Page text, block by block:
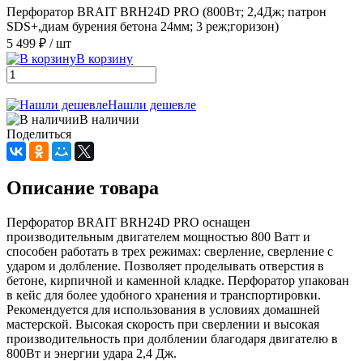
Перфоратор BRAIT BRH24D PRO (800Вт; 2,4Дж; патрон
SDS+,диам бурения бетона 24мм; 3 реж;горизон)
5 499 ₽ / шт
В корзину
Нашли дешевле
В наличии
Поделиться
Описание товара
Перфоратор BRAIT BRH24D PRO оснащен
производительным двигателем мощностью 800 Ватт и
способен работать в трех режимах: сверление, сверление с
ударом и долбление. Позволяет проделывать отверстия в
бетоне, кирпичной и каменной кладке. Перфоратор упакован
в кейс для более удобного хранения и транспортировки.
Рекомендуется для использования в условиях домашней
мастерской. Высокая скорость при сверлении и высокая
производительность при долблении благодаря двигателю в
800Вт и энергии удара 2,4 Дж.